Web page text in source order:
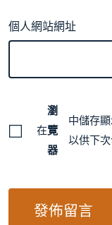
個人網站網址
在
瀏
覽
器
中儲存
以供下